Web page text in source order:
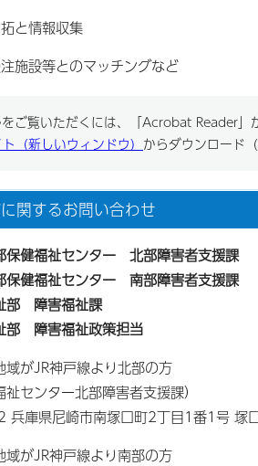
と情報収集
施設等とのマッチングなど
ご覧いただくには、「Acrobat Reader」
（新しいウィンドウ） からダウンロード
関するお問い合わせ
健福祉センター 北部障害者支援課
健福祉センター 南部障害者支援課
部 障害福祉課
障害福祉政策担当
域がJR神戸線より北部の方
祉センター北部障害者支援課）
庫県尼崎市南塚口町2丁目1番1号 塚
域がJR神戸線より南部の方